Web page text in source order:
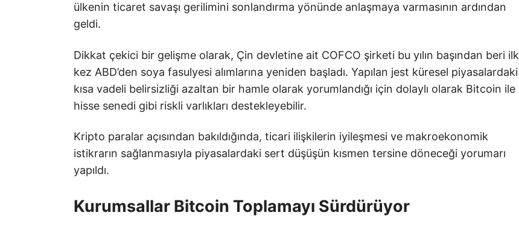
ülkenin ticaret savaşı gerilimini sonlandırma yönünde anlaşmaya varmasının ardından
geldi.
Dikkat çekici bir gelişme olarak, Çin devletine ait COFCO şirketi bu yılın başından beri ilk
kez ABD’den soya fasulyesi alımlarına yeniden başladı. Yapılan jest küresel piyasalardaki
kısa vadeli belirsizliği azaltan bir hamle olarak yorumlandığı için dolaylı olarak Bitcoin ile
hisse senedi gibi riskli varlıkları destekleyebilir.
Kripto paralar açısından bakıldığında, ticari ilişkilerin iyileşmesi ve makroekonomik
istikrarın sağlanmasıyla piyasalardaki sert düşüşün kısmen tersine döneceği yorumarı
yapıldı.
Kurumsallar Bitcoin Toplamayı Sürdürüyor